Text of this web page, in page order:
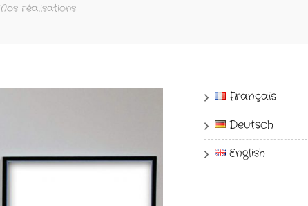
Nos réalisations
Français
Deutsch
English